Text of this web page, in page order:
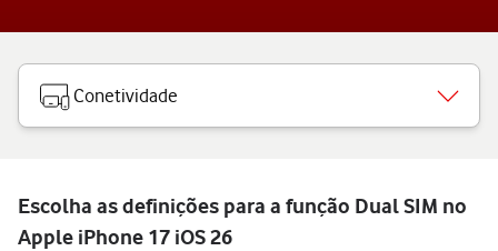
Conetividade
Escolha as definições para a função Dual SIM no
Apple iPhone 17 iOS 26